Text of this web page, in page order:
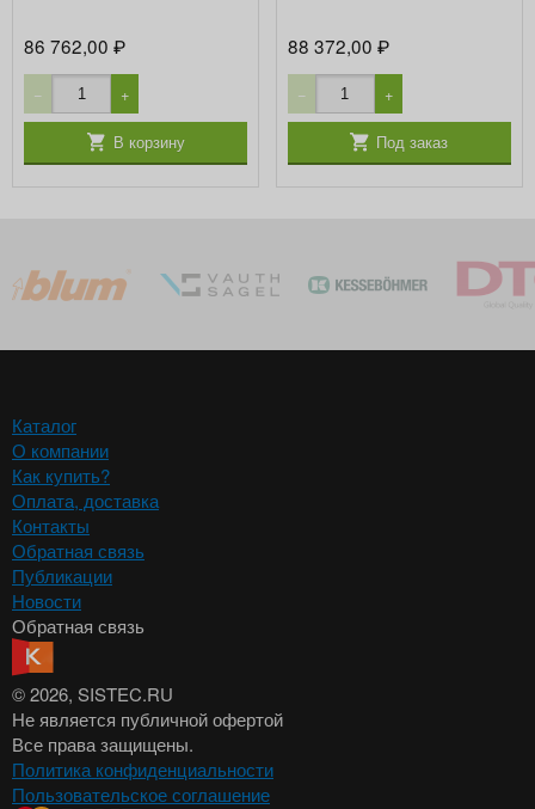
86 762,00₽
− +
В корзину
88 372,00 ₽
− +
Под заказ
Каталог
О компании
Как купить?
Оплата, доставка
Контакты
Обратная связь
Публикации
Новости
Обратная связь
© 2026, SISTEC.RU
Не является публичной офертой
Все права защищены.
Политика конфиденциальности
Пользовательское соглашение